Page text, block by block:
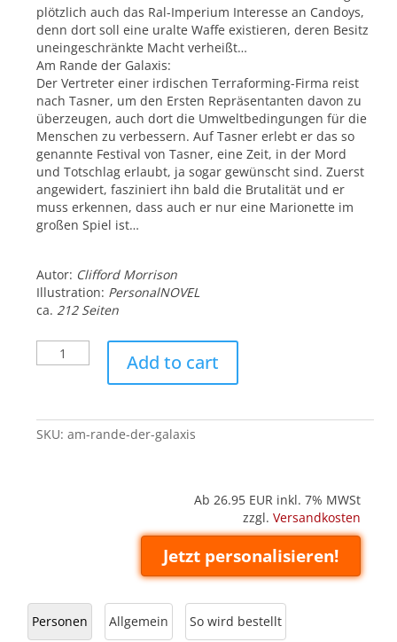
plötzlich auch das Ral-Imperium Interesse an Candoys,
denn dort soll eine uralte Waffe existieren, deren Besitz
uneingeschränkte Macht verheißt…
Am Rande der Galaxis:
Der Vertreter einer irdischen Terraforming-Firma reist
nach Tasner, um den Ersten Repräsentanten davon zu
überzeugen, auch dort die Umweltbedingungen für die
Menschen zu verbessern. Auf Tasner erlebt er das so
genannte Festival von Tasner, eine Zeit, in der Mord
und Totschlag erlaubt, ja sogar gewünscht sind. Zuerst
angewidert, fasziniert ihn bald die Brutalität und er
muss erkennen, dass auch er nur eine Marionette im
großen Spiel ist…
Autor: Clifford Morrison
Illustration: PersonalNOVEL
ca.212 Seiten
Rande
quantity
Add to cart
SKU:am-rande-der-galaxis
Ab 26.95 EUR inkl. 7% MWSt
zzgl. Versandkosten
Jetzt personalisieren!
Personen Allgemein So wird bestellt